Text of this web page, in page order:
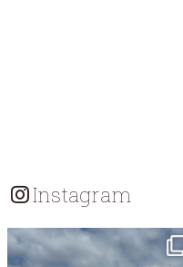
Instagram
tomohouseinc